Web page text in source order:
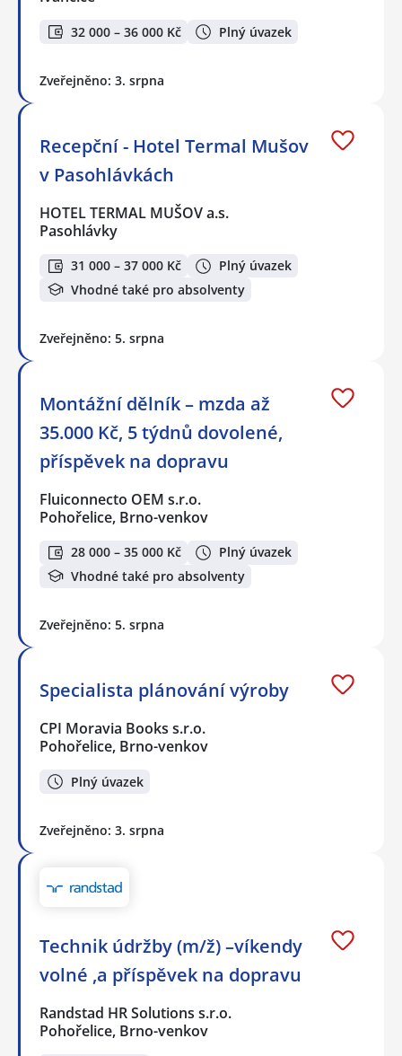
32 000 – 36 000 Kč Plný úvazek
Zveřejněno: 3. srpna
Recepční - Hotel Termal Mušov
v Pasohlávkách
HOTEL TERMAL MUŠOV a.s.
Pasohlávky
31 000 – 37 000 Kč
Plný úvazek
Vhodné také pro absolventy
Zveřejněno: 5. srpna
Montážní dělník – mzda až
35.000 Kč, 5 týdnů dovolené,
příspěvek na dopravu
Fluiconnecto OEM s.r.o.
Pohořelice, Brno-venkov
28 000 – 35 000 Kč
Plný úvazek
Vhodné také pro absolventy
Zveřejněno: 5. srpna
Specialista plánování výroby
CPI Moravia Books s.r.o.
Pohořelice, Brno-venkov
Plný úvazek
Zveřejněno: 3. srpna
Technik údržby (m/ž) –víkendy
volné ,a příspěvek na dopravu
Randstad HR Solutions s.r.o.
Pohořelice, Brno-venkov